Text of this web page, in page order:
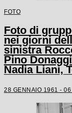
FOTO
Foto di
nei giorni
sinistra
Pino
Nadia Liani,
28 GENNAIO 1961 - 06